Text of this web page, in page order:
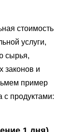
стоимость
услуги,
сырья,
законов и
пример
с продуктами: